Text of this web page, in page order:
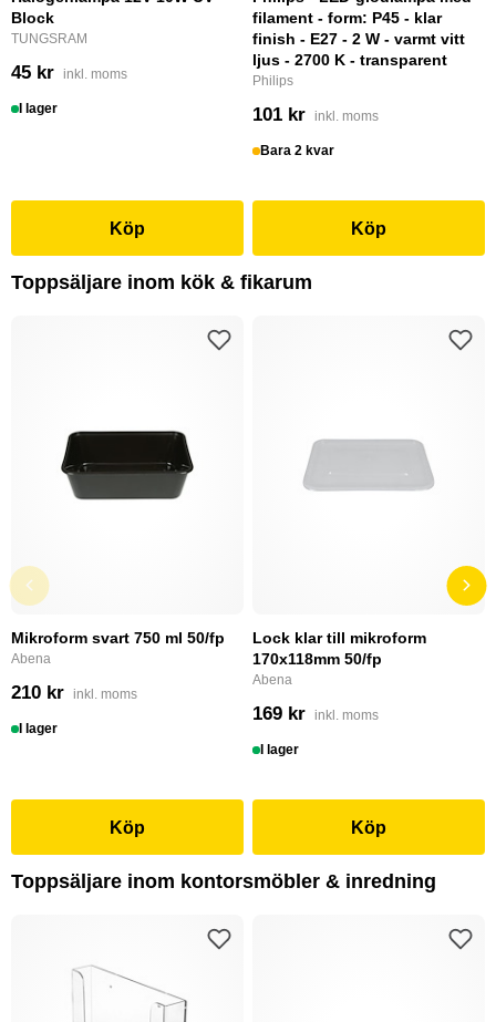
Block
TUNGSRAM
45 kr inkl. moms
I lager
Köp
filament - form: P45 - klar
finish - E27 - 2 W - varmt vitt
ljus - 2700 K - transparent
Philips
101 kr inkl. moms
Bara 2 kvar
Köp
Toppsäljare inom kök & fikarum
Mikroform svart 750 ml 50/fp
Abena
210 kr inkl. moms
I lager
Köp
Lock klar till mikroform
170x118mm 50/fp
Abena
169 kr inkl. moms
I lager
Köp
Toppsäljare inom kontorsmöbler & inredning